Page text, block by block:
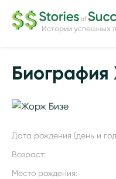
Истории успешных
Дата рождения (день и
Возраст:
Место рождения: